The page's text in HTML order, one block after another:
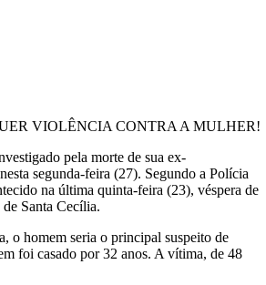
VIOLÊNCIA CONTRA A MULHER!
pela morte de sua ex-
segunda-feira (27). Segundo a Polícia
na última quinta-feira (23), véspera de
Santa Cecília.
o homem seria o principal suspeito de
foi casado por 32 anos. A vítima, de 48